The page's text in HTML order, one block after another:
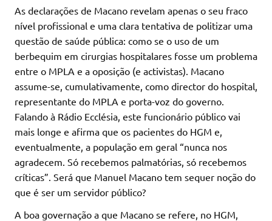
As declarações de Macano revelam apenas o seu fraco
nível profissional e uma clara tentativa de politizar uma
questão de saúde pública: como se o uso de um
berbequim em cirurgias hospitalares fosse um problema
entre o MPLA e a oposição (e activistas). Macano
assume-se, cumulativamente, como director do hospital,
representante do MPLA e porta-voz do governo.
Falando à Rádio Ecclésia, este funcionário público vai
mais longe e afirma que os pacientes do HGM e,
eventualmente, a população em geral “nunca nos
agradecem. Só recebemos palmatórias, só recebemos
críticas”. Será que Manuel Macano tem sequer noção do
que é ser um servidor público?
A boa governação a que Macano se refere, no HGM,